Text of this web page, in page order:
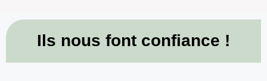
Ils nous font confiance !